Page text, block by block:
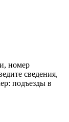
номер
сведения,
подъезды в